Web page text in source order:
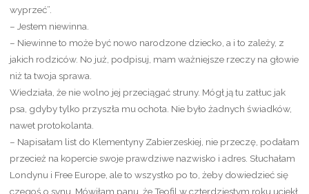
wyprzeć”.
– Jestem niewinna.
– Niewinne to może być nowo narodzone dziecko, a i to zależy, z
jakich rodziców. No już, podpisuj, mam ważniejsze rzeczy na głowie
niż ta twoja sprawa.
Wiedziała, że nie wolno jej przeciągać struny. Mógł ją tu zatłuc jak
psa, gdyby tylko przyszła mu ochota. Nie było żadnych świadków,
nawet protokolanta.
– Napisałam list do Klementyny Zabierzeskiej, nie przeczę, podałam
przecież na kopercie swoje prawdziwe nazwisko i adres. Słuchałam
Londynu i Free Europe, ale to wszystko po to, żeby dowiedzieć się
czegoś o synu. Mówiłam panu, że Teofil w czterdziestym roku uciekł